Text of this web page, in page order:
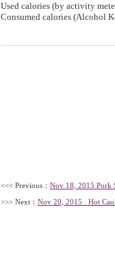
Used calories (by activity
Consumed calories (Alcohol
<<< Previous： Nov 18, 2015 Pork
>>> Next： Nov 20, 2015 . Hot